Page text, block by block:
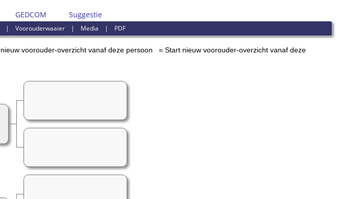
GEDCOM Suggestie
|Voorouderwaaier | Media | PDF
= Start nieuw voorouder-overzicht vanaf deze